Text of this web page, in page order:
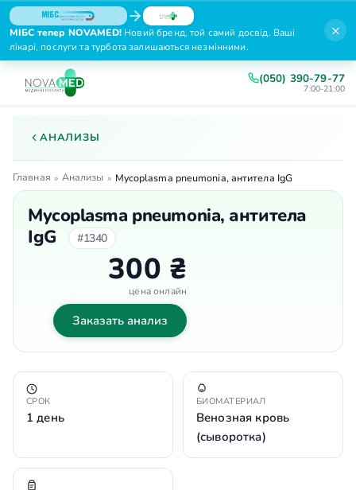
МІБС тепер NOVAMED!Новий бренд, той самий досвід. Ваші
лікарі, послуги та турбота залишаються незмінними.
×
(050) 390-79-77
7:00-21:00
АНАЛИЗЫ
Главная » Анализы » Mycoplasma pneumonia, антитела IgG
Mycoplasma pneumonia, антитела
IgG
#1340
300 ₴
цена онлайн
Заказать анализ
СРОК
1 день
БИОМАТЕРИАЛ
Венозная кровь
(сыворотка)